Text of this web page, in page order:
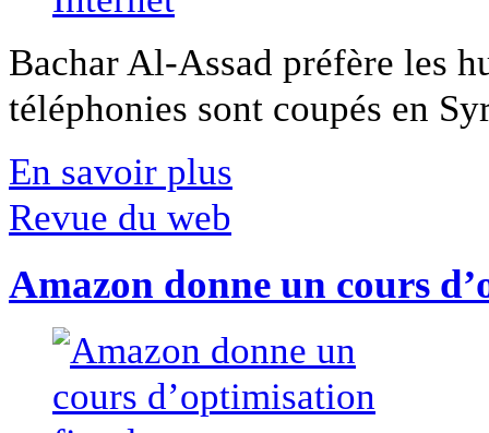
Bachar Al-Assad préfère les
téléphonies sont coupés en
En savoir plus
Revue du web
Amazon donne un cours